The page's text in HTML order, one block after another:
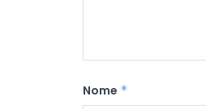
Nome *